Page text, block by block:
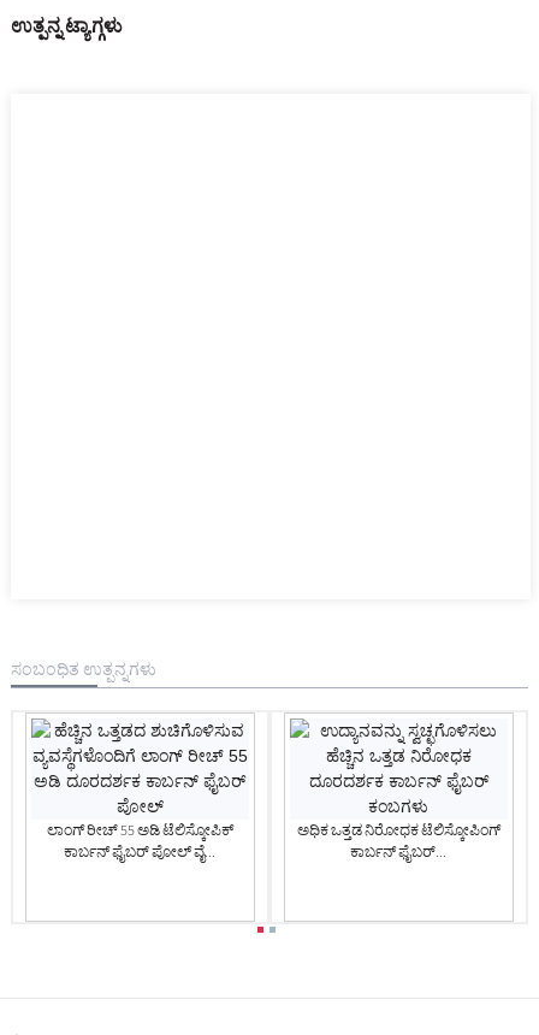
ಉತ್ಪನ್ನ ಟ್ಯಾಗ್ಗಳು
ಸಂಬಂಧಿತ ಉತ್ಪನ್ನಗಳು
ಲಾಂಗ್ ರೀಚ್ 55 ಅಡಿ ಟೆಲಿಸ್ಕೋಪಿಕ್
ಕಾರ್ಬನ್ ಫೈಬರ್ ಪೋಲ್ ವೈ...
ಅಧಿಕ ಒತ್ತಡ ನಿರೋಧಕ ಟೆಲಿಸ್ಕೋಪಿಂಗ್
ಕಾರ್ಬನ್ ಫೈಬರ್...